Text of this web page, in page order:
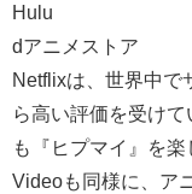
Hulu
dアニメストア
Netflixは、世界中で
ら高い評価を受け
も『ヒプマイ』を
Videoも同様に、ア